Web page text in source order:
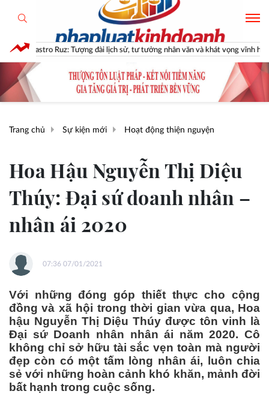
Ruz: Tượng đài lịch sử, tư tưởng nhân văn và khát vọng vĩnh hằng
Trang chủ Sự kiện mới Hoạt động thiện nguyện
Hoa Hậu Nguyễn Thị Diệu
Thúy: Đại sứ doanh nhân –
nhân ái 2020
07:36 07/01/2021
Với những đóng góp thiết thực cho cộng
đồng và xã hội trong thời gian vừa qua, Hoa
hậu Nguyễn Thị Diệu Thúy được tôn vinh là
Đại sứ Doanh nhân nhân ái năm 2020. Cô
không chỉ sở hữu tài sắc vẹn toàn mà người
đẹp còn có một tấm lòng nhân ái, luôn chia
sẻ với những hoàn cảnh khó khăn, mảnh đời
bất hạnh trong cuộc sống.